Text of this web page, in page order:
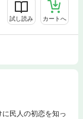
試し読み カートへ
に民人の初恋を知っ